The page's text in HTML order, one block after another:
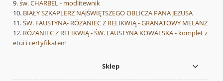
św. CHARBEL - modlitewnik
BIAŁY SZKAPLERZ NAJŚWIĘTSZEGO OBLICZA PANA JEZUSA
ŚW. FAUSTYNA- RÓŻANIEC Z RELIKWIĄ - GRANATOWY MELANŻ
RÓŻANIEC Z RELIKWIĄ - ŚW. FAUSTYNA KOWALSKA - komplet z
etui i certyfikatem
Sklep